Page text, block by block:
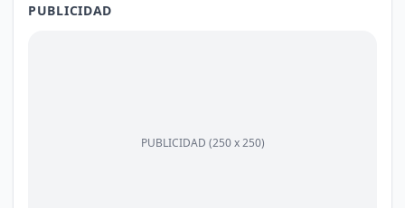
PUBLICIDAD
PUBLICIDAD (250 x 250)